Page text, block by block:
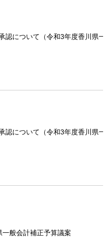
認について（令和3年度香川県一
認について（令和3年度香川県一
般会計補正予算議案